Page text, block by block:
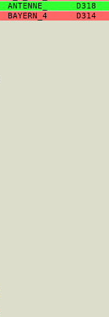
ANTENNE_ D318
BAYERN_4 D314